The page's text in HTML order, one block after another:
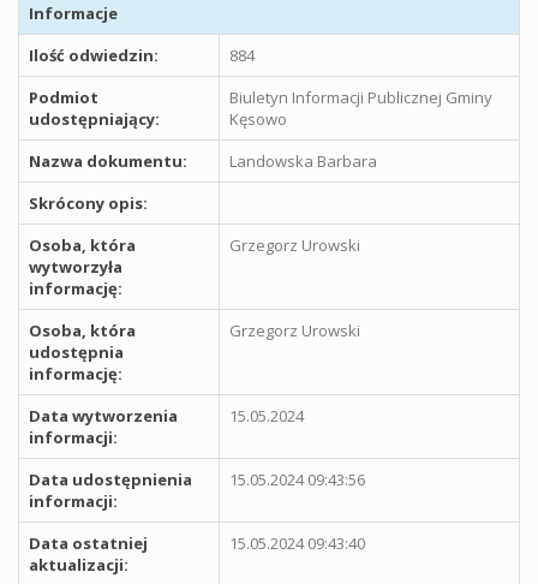
Informacje
Ilość odwiedzin:
884
Podmiot
udostępniający:
Biuletyn Informacji Publicznej Gminy
Kęsowo
Nazwa dokumentu:
Landowska Barbara
Skrócony opis:
Osoba, która
wytworzyła
informację:
Grzegorz Urowski
Osoba, która
udostępnia
informację:
Grzegorz Urowski
Data wytworzenia
informacji:
15.05.2024
Data udostępnienia
informacji:
15.05.2024 09:43:56
Data ostatniej
aktualizacji:
15.05.2024 09:43:40